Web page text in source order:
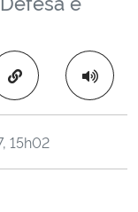
Copiar para área
15h02